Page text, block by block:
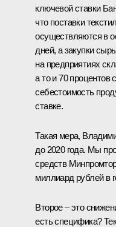
ключевой ставки
что поставки
осуществляются в
дней, а закупки
на предприятиях
а то и 70 процентов
себестоимость
ставке.
Такая мера,
до 2020 года. Мы
средств
миллиард рублей в
Второе – это
есть специфика?